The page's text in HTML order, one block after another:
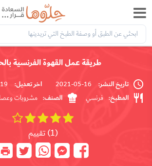
طريقة عمل القهوة الفرنسية
تاريخ النشر: 16-05-2021 اخر تعديل: 19-05-2021
المطبخ: فرنسي الصنف: مشروبات
(1) تقييم